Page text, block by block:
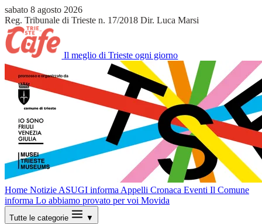
sabato 8 agosto 2026
Reg. Tribunale di Trieste n. 17/2018 Dir. Luca Marsi
Il meglio di Trieste ogni giorno
Home Notizie ASUGI informa Appelli Cronaca Eventi Il Comune
informa Lo abbiamo provato per voi Movida
Tutte le categorie ▼